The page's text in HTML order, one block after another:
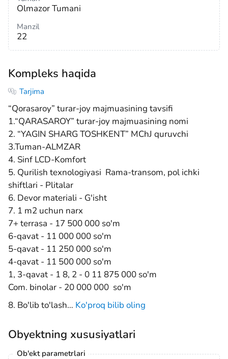
Olmazor Tumani
Manzil
22
Kompleks haqida
Tarjima
“Qorasaroy” turar-joy majmuasining tavsifi
1.“QARASAROY” turar-joy majmuasining nomi
2. “YAGIN SHARG TOSHKENT” MChJ quruvchi
3.Tuman-ALMZAR
4. Sinf LCD-Komfort
5. Qurilish texnologiyasi Rama-transom, pol ichki
shiftlari - Plitalar
6. Devor materiali - G'isht
7. 1 m2 uchun narx
7+ terrasa - 17 500 000 so'm
6-qavat - 11 000 000 so'm
5-qavat - 11 250 000 so'm
4-qavat - 11 500 000 so'm
1, 3-qavat - 1 8, 2 - 0 11 875 000 so'm
Com. binolar - 20 000 000 so'm
8. Bo'lib to'lash… Ko'proq bilib oling
Obyektning xususiyatlari
Ob'ekt parametrlari